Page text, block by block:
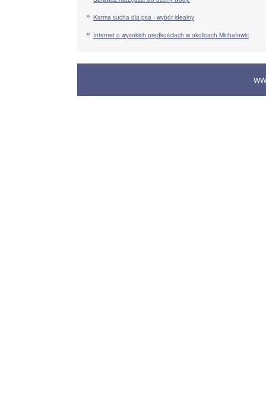
Karma sucha dla psa - wybór idealny
Internet o wysokich prędkościach w okolicach Michałowic